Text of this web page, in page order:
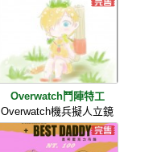
Overwatch鬥陣特工
Overwatch機兵擬人立鏡